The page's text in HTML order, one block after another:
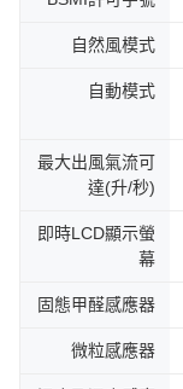
自然風模式
自動模式
最大出風氣流可
達(升/秒)
即時LCD顯示螢
幕
固態甲醛感應器
微粒感應器